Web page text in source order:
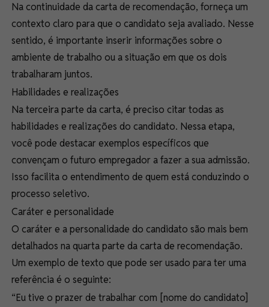
Na continuidade da carta de recomendação, forneça um
contexto claro para que o candidato seja avaliado. Nesse
sentido, é importante inserir informações sobre o
ambiente de trabalho ou a situação em que os dois
trabalharam juntos.
Habilidades e realizações
Na terceira parte da carta, é preciso citar todas as
habilidades e realizações do candidato. Nessa etapa,
você pode destacar exemplos específicos que
convençam o futuro empregador a fazer a sua admissão.
Isso facilita o entendimento de quem está conduzindo o
processo seletivo.
Caráter e personalidade
O caráter e a personalidade do candidato são mais bem
detalhados na quarta parte da carta de recomendação.
Um exemplo de texto que pode ser usado para ter uma
referência é o seguinte:
“Eu tive o prazer de trabalhar com [nome do candidato]